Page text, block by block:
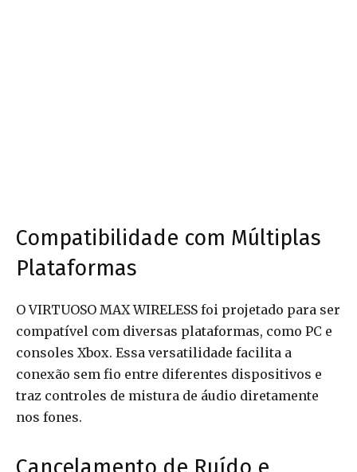
Compatibilidade com Múltiplas
Plataformas
O VIRTUOSO MAX WIRELESS foi projetado para ser
compatível com diversas plataformas, como PC e
consoles Xbox. Essa versatilidade facilita a
conexão sem fio entre diferentes dispositivos e
traz controles de mistura de áudio diretamente
nos fones.